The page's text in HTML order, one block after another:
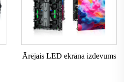
Ārējais LED ekrāna izdevums